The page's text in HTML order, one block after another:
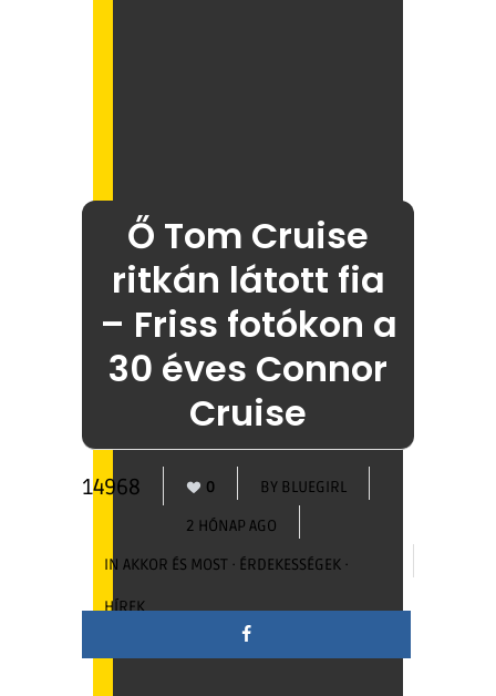
Ő Tom Cruise
ritkán látott fia
– Friss fotókon a
30 éves Connor
Cruise
14968 0 BY BLUEGIRL
2 HÓNAP AGO
IN AKKOR ÉS MOST · ÉRDEKESSÉGEK ·
HÍREK